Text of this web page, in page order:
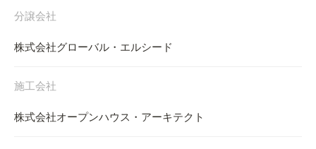
分譲会社
株式会社グローバル・エルシード
施工会社
株式会社オープンハウス・アーキテクト